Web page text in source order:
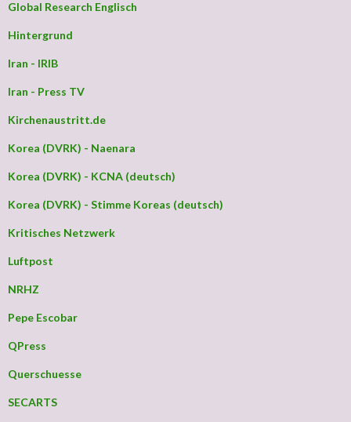
Global Research Englisch
Hintergrund
Iran - IRIB
Iran - Press TV
Kirchenaustritt.de
Korea (DVRK) - Naenara
Korea (DVRK) - KCNA (deutsch)
Korea (DVRK) - Stimme Koreas (deutsch)
Kritisches Netzwerk
Luftpost
NRHZ
Pepe Escobar
QPress
Querschuesse
SECARTS